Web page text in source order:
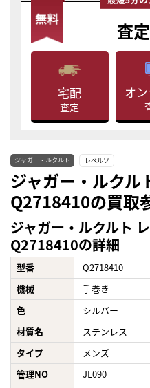
査定
宅配
査定
オ
ジャガー・ルクルト レベルソ
ジャガー・ルクル
Q2718410の買取
ジャガー・ルクルト
Q2718410の詳細
型番
Q2718410
機械
手巻き
色
シルバー
材質名
ステンレス
タイプ
メンズ
管理NO
JL090